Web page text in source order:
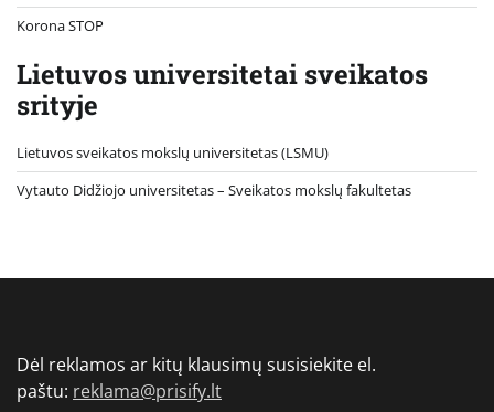
Korona STOP
Lietuvos universitetai sveikatos
srityje
Lietuvos sveikatos mokslų universitetas (LSMU)
Vytauto Didžiojo universitetas– Sveikatos mokslų fakultetas
Dėl reklamos ar kitų klausimų susisiekite el.
paštu: reklama@prisify.lt